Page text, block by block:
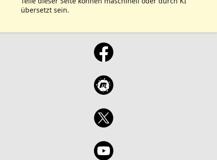
übersetzt sein.